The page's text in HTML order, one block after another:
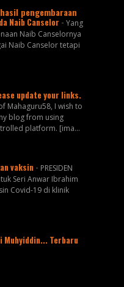
pengembaraan
Naib Canselor - Yang
Naib Canselornya
Naib Canselor tetapi
update your links.
Mahaguru58, I wish to
blog from using
platform. [ima...
vaksin- PRESIDEN
Seri Anwar Ibrahim
Covid-19 di klinik
Muhyiddin... Terbaru